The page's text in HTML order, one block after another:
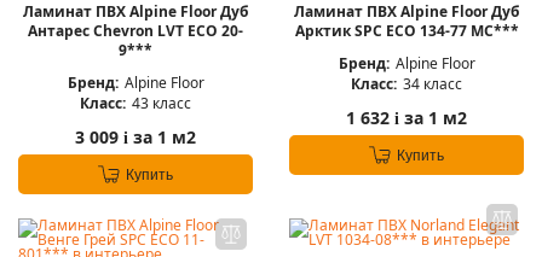
Ламинат ПВХ Alpine Floor Дуб
Антарес Chevron LVT ECO 20-
9***
Бренд: Alpine Floor
Класс: 43 класс
3 009 i за 1 м2
Купить
Ламинат ПВХ Alpine Floor Дуб
Арктик SPC ECO 134-77 MC***
Бренд: Alpine Floor
Класс: 34 класс
1 632 i за 1 м2
Купить